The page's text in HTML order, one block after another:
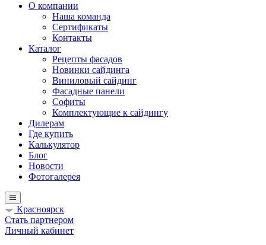
О компании
Наша команда
Сертификаты
Контакты
Каталог
Рецепты фасадов
Новинки сайдинга
Виниловый сайдинг
Фасадные панели
Софиты
Комплектующие к сайдингу
Дилерам
Где купить
Калькулятор
Блог
Новости
Фотогалерея
Красноярск
Стать партнером
Личный кабинет